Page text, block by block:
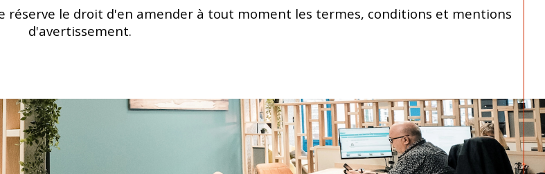
réserve le droit d'en amender à tout moment les termes, conditions et mentions
d'avertissement.